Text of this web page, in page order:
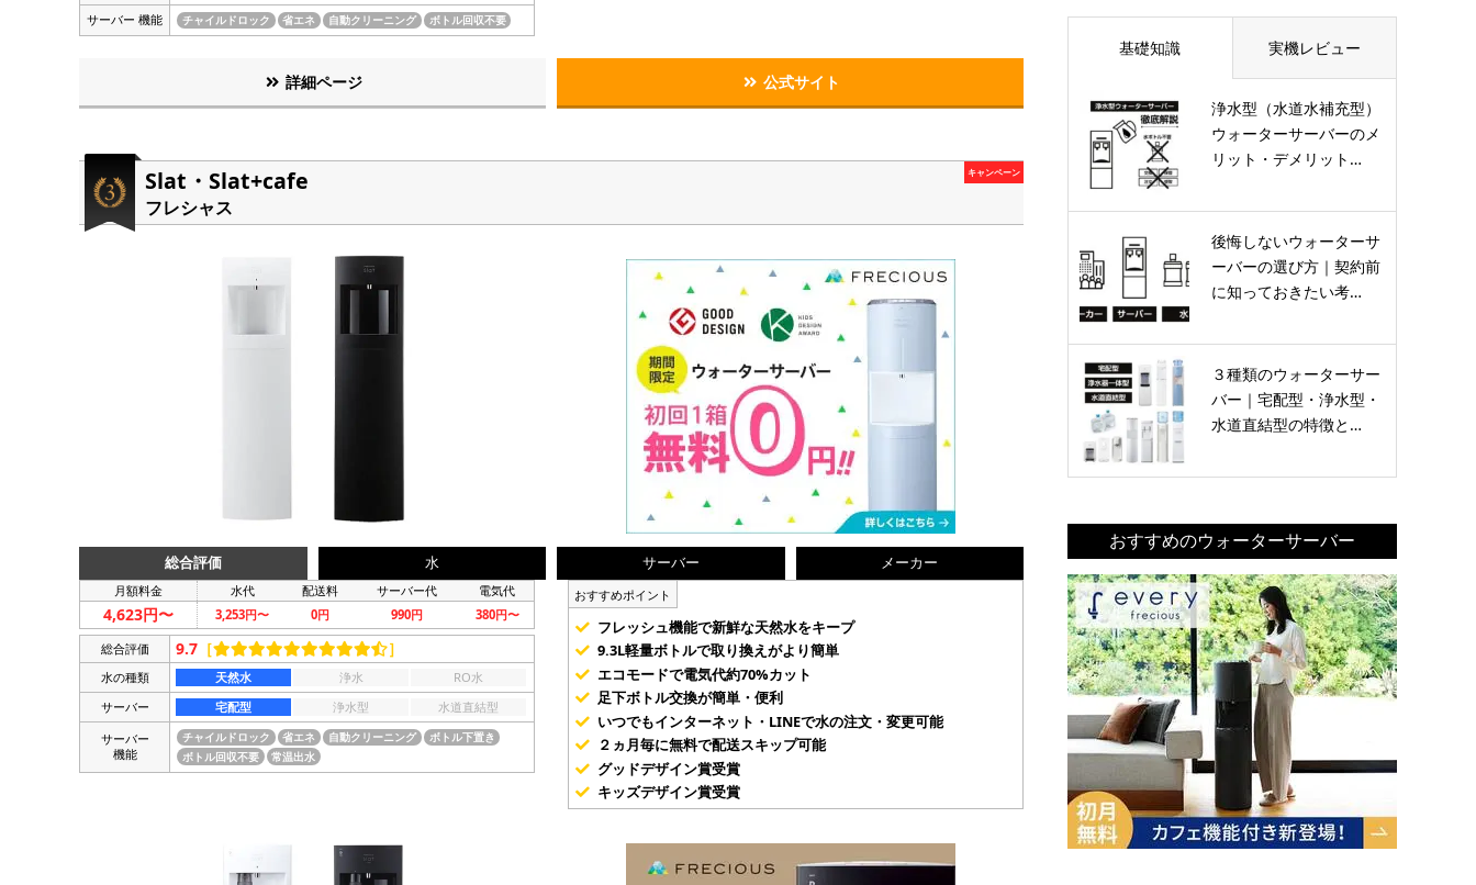
サーバー 機能
チャイルドロック 省エネ 自動クリーニング ボトル回収不要
詳細ページ 公式サイト
Slat・Slat+cafe
フレシャス
キャンペーン
総合評価 水 サーバー メーカー
月額料金 水代 配送料 サーバー代 電気代
4,623円〜 3,253円〜 0円 990円 380円〜
総合評価 9.7 ［ ］
水の種類 天然水 浄水
RO水
サーバー
宅配型 浄水型
水道直結型
サーバー
機能
チャイルドロック 省エネ 自動クリーニング
ボトル下置き
ボトル回収不要
常温出水
おすすめポイント
フレッシュ機能で新鮮な天然水をキープ
9.3L軽量ボトルで取り換えがより簡単
エコモードで電気代約70%カット
足下ボトル交換が簡単・便利
いつでもインターネット・LINEで水の注文・変更可能
２ヵ月毎に無料で配送スキップ可能
グッドデザイン賞受賞
キッズデザイン賞受賞
基礎知識 実機レビュー
浄水型（水道水補充型）
ウォーターサーバーのメ
リット・デメリット…
後悔しないウォーターサ
ーバーの選び方｜契約前
に知っておきたい考…
３種類のウォーターサー
バー｜宅配型・浄水型・
水道直結型の特徴と…
おすすめのウォーターサーバー